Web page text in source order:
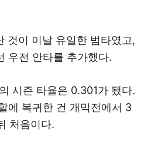
것이 이날 유일한 범타였고,
우전 안타를 추가했다.
시즌 타율은 0.301가 됐다.
에 복귀한 건 개막전에서 3
처음이다.